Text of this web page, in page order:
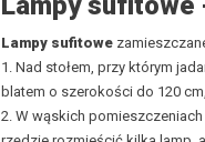
Lampy sufitowe
1. Nad stołem, przy którym
blatem o szerokości do 120
2. W wąskich